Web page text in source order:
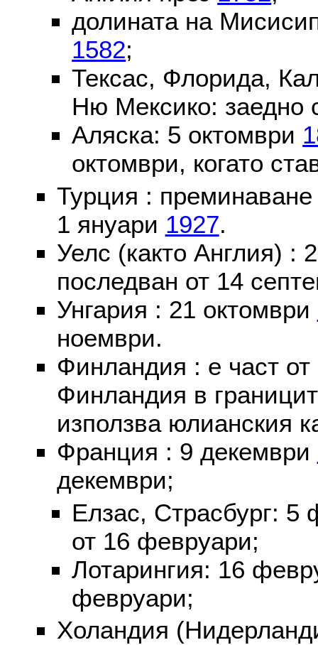
долината на
1582;
Тексас, Флорида,
Ню Мексико: заедно
Аляска: 5 октомври
октомври, когато
Турция :
1 януари 1927.
Уелс (както Англия) :
последван от 14
Унгария : 21 октомври
ноември.
Финландия : е част
Финландия в
използва юлианския
Франция : 9 декември
декември;
Елзас, Страсбург:
от 16 февруари;
Лотарингия: 16
февруари;
Холандия